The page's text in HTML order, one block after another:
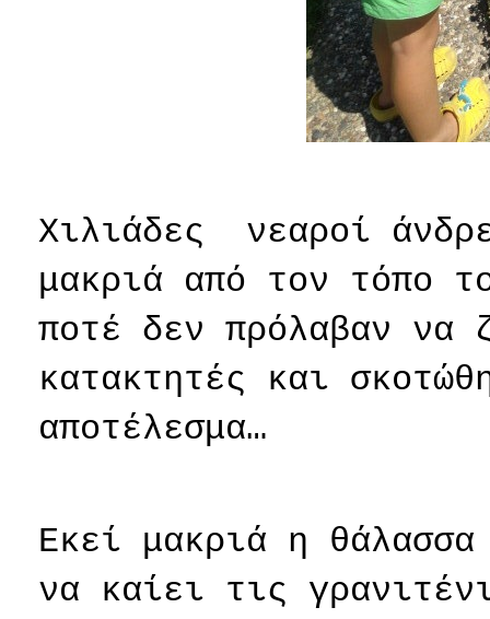
Χιλιάδες
νεαροί
μακριά από τον τόπο
ποτέ δεν πρόλαβαν να
κατακτητές και
αποτέλεσμα…
Εκεί μακριά η
να καίει τις